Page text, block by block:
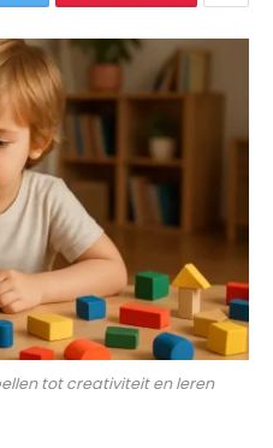
tot creativiteit en leren